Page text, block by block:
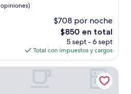
opiniones)
$708 por noche
El
precio
actual
es
de
$850 en total
5 sept - 6 sept
Total con impuestos y cargos